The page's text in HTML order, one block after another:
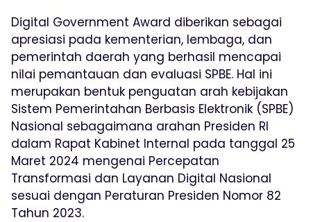
Digital Government Award diberikan sebagai
apresiasi pada kementerian, lembaga, dan
pemerintah daerah yang berhasil mencapai
nilai pemantauan dan evaluasi SPBE. Hal ini
merupakan bentuk penguatan arah kebijakan
Sistem Pemerintahan Berbasis Elektronik (SPBE)
Nasional sebagaimana arahan Presiden RI
dalam Rapat Kabinet Internal pada tanggal 25
Maret 2024 mengenai Percepatan
Transformasi dan Layanan Digital Nasional
sesuai dengan Peraturan Presiden Nomor 82
Tahun 2023.